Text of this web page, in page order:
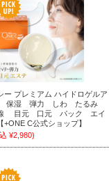
ー プレミアム ハイドロゲルア
保湿 弾力 しわ たるみ
線 目元 口元 パック エイ
C公式ショップ】
¥2,980)